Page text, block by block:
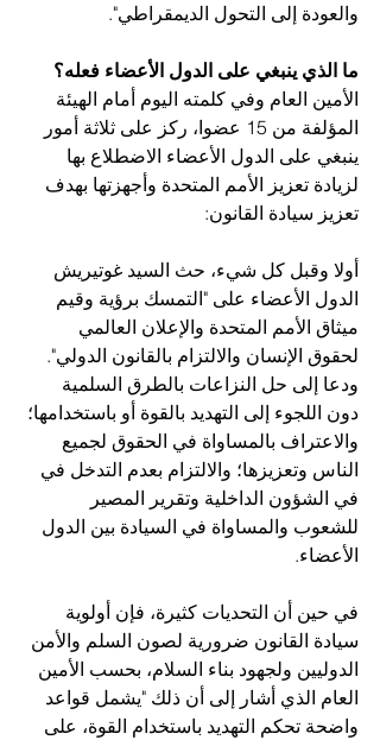
والعودة إلى التحول الديمقراطي".
ما الذي ينبغي على الدول الأعضاء فعله؟
الأمين العام وفي كلمته اليوم أمام الهيئة
المؤلفة من 15 عضوا، ركز على ثلاثة أمور
ينبغي على الدول الأعضاء الاضطلاع بها
لزيادة تعزيز الأمم المتحدة وأجهزتها بهدف
تعزيز سيادة القانون:
أولا وقبل كل شيء، حث السيد غوتيريش
الدول الأعضاء على "التمسك برؤية وقيم
ميثاق الأمم المتحدة والإعلان العالمي
لحقوق الإنسان والالتزام بالقانون الدولي".
ودعا إلى حل النزاعات بالطرق السلمية
دون اللجوء إلى التهديد بالقوة أو باستخدامها؛
والاعتراف بالمساواة في الحقوق لجميع
الناس وتعزيزها؛ والالتزام بعدم التدخل في
في الشؤون الداخلية وتقرير المصير
للشعوب والمساواة في السيادة بين الدول
الأعضاء.
في حين أن التحديات كثيرة، فإن أولوية
سيادة القانون ضرورية لصون السلم والأمن
الدوليين ولجهود بناء السلام، بحسب الأمين
العام الذي أشار إلى أن ذلك "يشمل قواعد
واضحة تحكم التهديد باستخدام القوة، على